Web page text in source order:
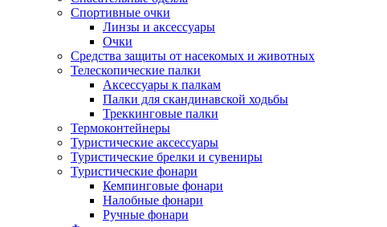
Спортивные очки
Линзы и аксессуары
Очки
Средства защиты от насекомых и животных
Телескопические палки
Аксессуары к палкам
Палки для скандинавской ходьбы
Треккинговые палки
Термоконтейнеры
Туристические аксессуары
Туристические брелки и сувениры
Туристические фонари
Кемпинговые фонари
Налобные фонари
Ручные фонари